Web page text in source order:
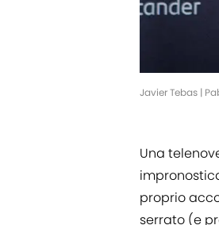
Javier Tebas |
Una
proprio
serrato (e